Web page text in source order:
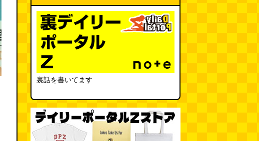
ミンティアで汗がおさえられるの
は本当か(べつやく れい) (08.03
11:00)
eco小（2026.8.3 朝エッセイと更
新情報）(ほり)
夏の良さ、庭の木を抜く、AIっぽ
ルZダイジェスト(デイリーポー
タルZ) (08.02 11:00)
おもしろいって言われたい 第1回
(林雄司)
(08.02 11:00)
裏話を書いてます